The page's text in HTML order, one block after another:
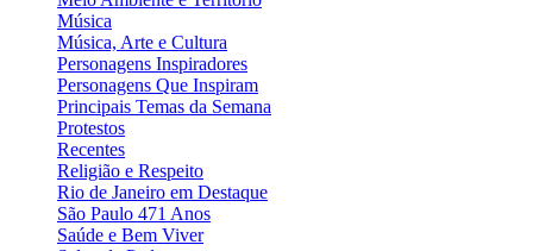
Música
Música, Arte e Cultura
Personagens Inspiradores
Personagens Que Inspiram
Principais Temas da Semana
Protestos
Recentes
Religião e Respeito
Rio de Janeiro em Destaque
São Paulo 471 Anos
Saúde e Bem Viver